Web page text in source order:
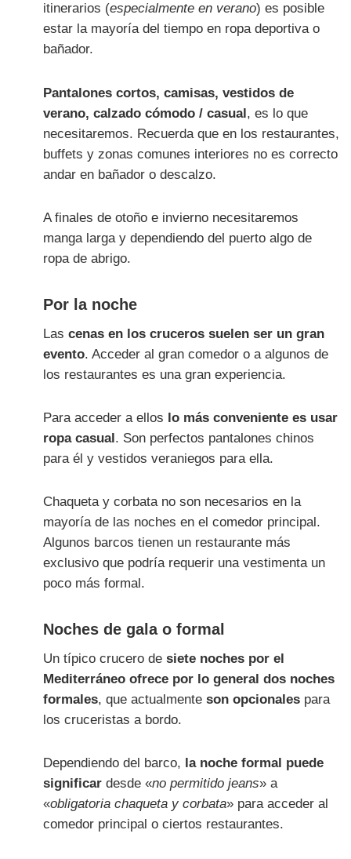
itinerarios (especialmente en verano) es posible
estar la mayoría del tiempo en ropa deportiva o
bañador.
Pantalones cortos, camisas, vestidos de
verano, calzado cómodo / casual, es lo que
necesitaremos. Recuerda que en los restaurantes,
buffets y zonas comunes interiores no es correcto
andar en bañador o descalzo.
A finales de otoño e invierno necesitaremos
manga larga y dependiendo del puerto algo de
ropa de abrigo.
Por la noche
Las cenas en los cruceros suelen ser un gran
evento. Acceder al gran comedor o a algunos de
los restaurantes es una gran experiencia.
Para acceder a ellos lo más conveniente es usar
ropa casual. Son perfectos pantalones chinos
para él y vestidos veraniegos para ella.
Chaqueta y corbata no son necesarios en la
mayoría de las noches en el comedor principal.
Algunos barcos tienen un restaurante más
exclusivo que podría requerir una vestimenta un
poco más formal.
Noches de gala o formal
Un típico crucero de siete noches por el
Mediterráneo ofrece por lo general dos noches
formales, que actualmente son opcionales para
los cruceristas a bordo.
Dependiendo del barco, la noche formal puede
significar desde «no permitido jeans» a
«obligatoria chaqueta y corbata» para acceder al
comedor principal o ciertos restaurantes.